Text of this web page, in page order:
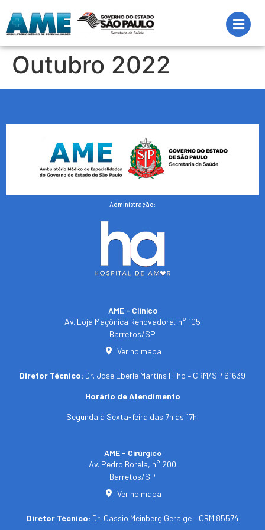
Outubro 2022
Administração:
AME - Clínico​
Av. Loja Maçônica Renovadora, n° 105
Barretos/SP​
Ver no mapa
Diretor Técnico: Dr. Jose Eberle Martins Filho – CRM/SP 61639
Horário de Atendimento
Segunda à Sexta-feira das 7h às 17h.
AME - Cirúrgico
Av. Pedro Borela, n° 200
Barretos/SP
Ver no mapa
Diretor Técnico: Dr. Cassio Meinberg Geraige – CRM 85574